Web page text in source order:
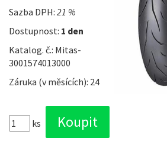
Sazba DPH: 21 %
Dostupnost: 1 den
Katalog. č.: Mitas-
3001574013000
Záruka (v měsících): 24
ks